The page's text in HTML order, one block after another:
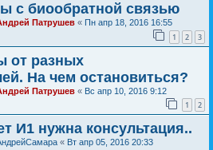
с биообратной связью
Патрушев « Пн апр 18, 2016 16:55
1 2 3
от разных
На чем остановиться?
Патрушев « Вс апр 10, 2016 9:12
1 2
И1 нужна консультация..
« Вт апр 05, 2016 20:33